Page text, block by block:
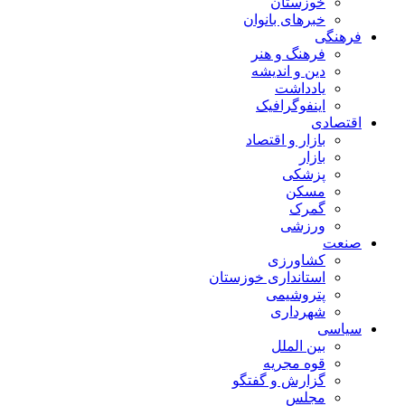
خبرهای بانوان
فرهنگی
فرهنگ و هنر
دین و اندیشه
یادداشت
اینفوگرافیک
اقتصادی
بازار و اقتصاد
بازار
پزشکی
مسکن
گمرک
ورزشی
صنعت
کشاورزی
استانداری خوزستان
پتروشیمی
شهرداری
سیاسی
بین الملل
قوه مجریه
گزارش و گفتگو
مجلس